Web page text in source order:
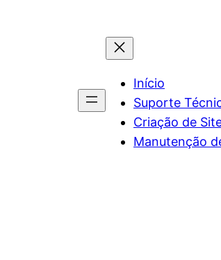
Início
Suporte
Criação de
Manutenção